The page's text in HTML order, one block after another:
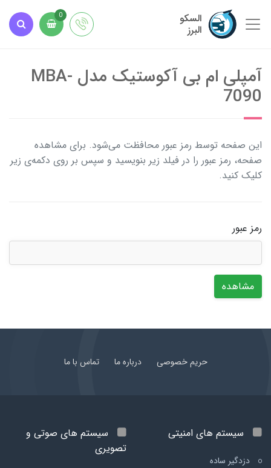
السکو
البرز
0
آمپلی ام بی آکوستیک مدل MBA-
7090
این صفحه توسط رمز عبور محافظت می‌شود. برای مشاهده
صفحه، رمز عبور را در فیلد زیر بنویسید و سپس بر روی دکمه‌ی زیر
کلیک کنید.
رمز عبور
مشاهده
حریم خصوصی درباره ما تماس با ما
سیستم های امنیتی
دزدگیر ساده
سیستم های صوتی و
تصویری